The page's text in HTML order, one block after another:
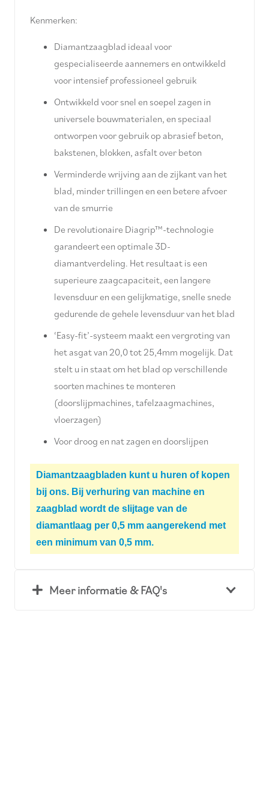
Kenmerken:
Diamantzaagblad ideaal voor
gespecialiseerde aannemers en ontwikkeld
voor intensief professioneel gebruik
Ontwikkeld voor snel en soepel zagen in
universele bouwmaterialen, en speciaal
ontworpen voor gebruik op abrasief beton,
bakstenen, blokken, asfalt over beton
Verminderde wrijving aan de zijkant van het
blad, minder trillingen en een betere afvoer
van de smurrie
De revolutionaire Diagrip™-technologie
garandeert een optimale 3D-
diamantverdeling. Het resultaat is een
superieure zaagcapaciteit, een langere
levensduur en een gelijkmatige, snelle snede
gedurende de gehele levensduur van het blad
‘Easy-fit’-systeem maakt een vergroting van
het asgat van 20,0 tot 25,4mm mogelijk. Dat
stelt u in staat om het blad op verschillende
soorten machines te monteren
(doorslijpmachines, tafelzaagmachines,
vloerzagen)
Voor droog en nat zagen en doorslijpen
Diamantzaagbladen kunt u huren of kopen
bij ons. Bij verhuring van machine en
zaagblad wordt de slijtage van de
diamantlaag per 0,5 mm aangerekend met
een minimum van 0,5 mm.
Meer informatie & FAQ's